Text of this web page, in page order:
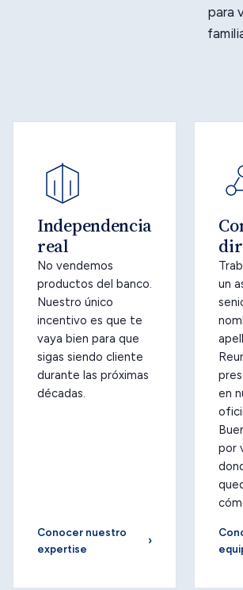
para
Independencia
real
No vendemos
productos del banco.
Nuestro único
incentivo es que te
vaya bien para que
sigas siendo cliente
durante las próximas
décadas.
Conocer nuestro
expertise
›
un
en
por